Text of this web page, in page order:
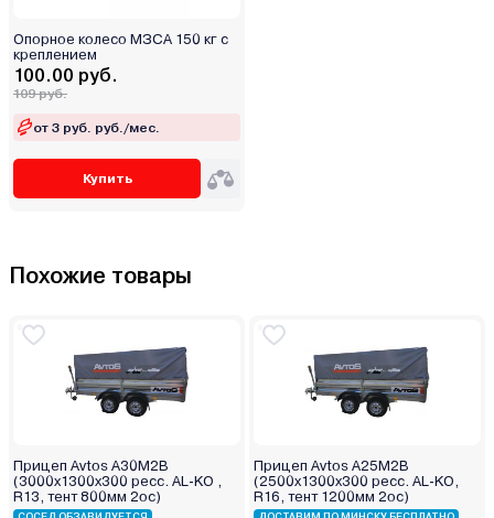
Опорное колесо МЗСА 150 кг с
креплением
100.00 руб.
109 руб.
от 3 руб. руб./мес.
Купить
Похожие товары
Прицеп Avtos А30М2В
(3000х1300х300 ресс. AL-KO ,
R13, тент 800мм 2ос)
Прицеп Avtos А25М2В
(2500х1300х300 ресс. AL-KO,
R16, тент 1200мм 2ос)